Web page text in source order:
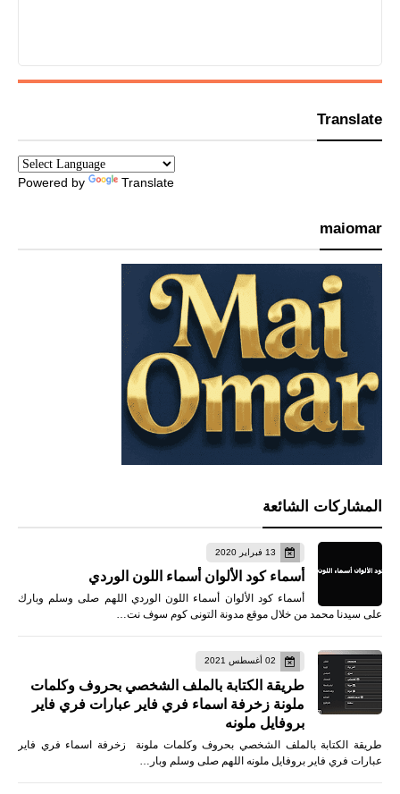
Translate
Powered by Translate
maiomar
المشاركات الشائعة
13 فبراير 2020
أسماء كود الألوان أسماء اللون الوردي
أسماء كود الألوان أسماء اللون الوردي اللهم صلى وسلم وبارك
على سيدنا محمد من خلال موقع مدونة التونى كوم سوف نت…
02 أغسطس 2021
طريقة الكتابة بالملف الشخصي بحروف وكلمات
ملونة زخرفة اسماء فري فاير عبارات فري فاير
بروفايل ملونه
طريقة الكتابة بالملف الشخصي بحروف وكلمات ملونة زخرفة اسماء فري فاير
عبارات فري فاير بروفايل ملونه اللهم صلى وسلم وبار…